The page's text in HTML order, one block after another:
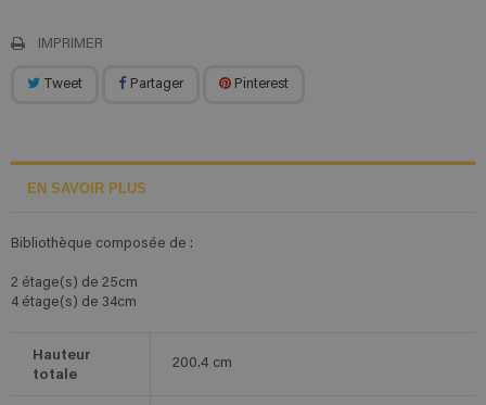
IMPRIMER
Tweet Partager Pinterest
EN SAVOIR PLUS
Bibliothèque composée de :
2 étage(s) de 25cm
4 étage(s) de 34cm
Hauteur
totale
200.4 cm